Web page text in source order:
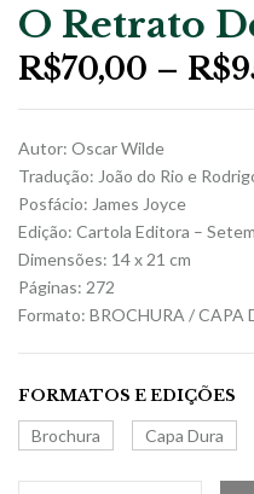
O Retrato
R$70,00 – R$
Autor: Oscar Wilde
Tradução: João do Rio e
Posfácio: James Joyce
Edição: Cartola Editora –
Dimensões: 14 x 21 cm
Páginas: 272
Formato: BROCHURA / CAPA
FORMATOS E EDIÇÕES
Brochura
Capa Dura